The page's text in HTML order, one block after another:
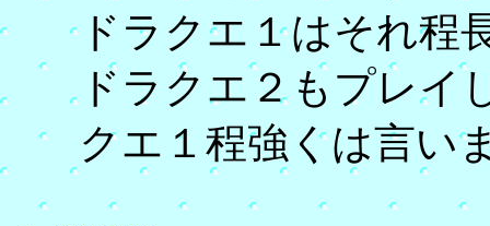
ドラクエ１はそれ程
ドラクエ２もプレイ
クエ１程強くは言い